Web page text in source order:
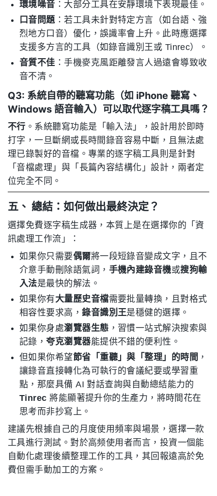
環境噪音 ：大部分工具在安靜環境下表現最佳。
口音問題：若工具未針對特定方言（如台語、強
烈地方口音）優化，誤識率會上升。此時應選擇
支援多方言的工具（如錄音識別王或 Tinrec）。
音質不佳 ：手機麥克風距離發言人過遠會導致收
音不清。
Q3: 系統自帶的聽寫功能（如 iPhone 聽寫、
Windows 語音輸入）可以取代逐字稿工具嗎？
不行 。系統聽寫功能是「輸入法」，設計用於即時
打字，一旦斷網或長時間錄音容易中斷，且無法處
理已錄製好的音檔。專業的逐字稿工具則是針對
「音檔處理」與「長篇內容結構化」設計，兩者定
位完全不同。
五、 總結：如何做出最終決定？
選擇免費逐字稿生成器，本質上是在選擇你的「資
訊處理工作流」：
如果你只需要偶爾將一段短錄音變成文字，且不
介意手動刪除語氣詞， 手機內建錄音機或搜狗輸
入法是最快的解法。
如果你有大量歷史音檔需要批量轉換，且對格式
相容性要求高，錄音識別王是穩健的選擇。
如果你身處瀏覽器生態 ，習慣一站式解決搜索與
記錄，夸克瀏覽器能提供不錯的便利性。
但如果你希望節省「重聽」與「整理」的時間 ，
讓錄音直接轉化為可執行的會議紀要或學習重
點，那麼具備 AI 對話查詢與自動總結能力的
Tinrec 將能顯著提升你的生產力，將時間花在
思考而非抄寫上。
建議先根據自己的月度使用頻率與場景，選擇一款
工具進行測試。對於高频使用者而言，投資一個能
自動化處理後續整理工作的工具，其回報遠高於免
費但需手動加工的方案。